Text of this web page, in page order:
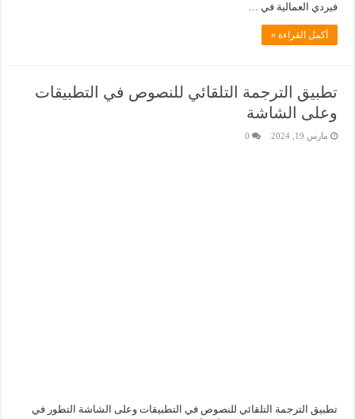
فيردي العمالية في …
أكمل القراءة »
تطبيق الترجمة التلقائي للنصوص في التطبيقات
وعلى الشاشة
مارس 19, 2024 0
تطبيق الترجمة التلقائي للنصوص في التطبيقات وعلى الشاشة التطور في